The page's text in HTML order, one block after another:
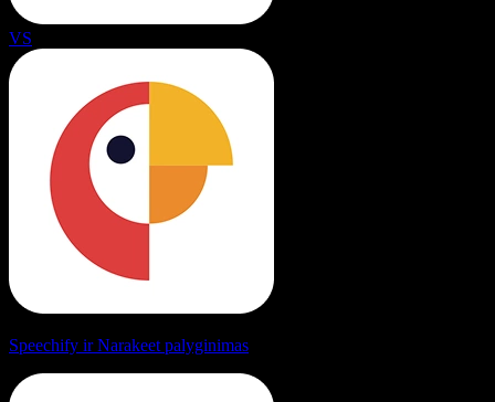
VS
Speechify ir Narakeet palyginimas